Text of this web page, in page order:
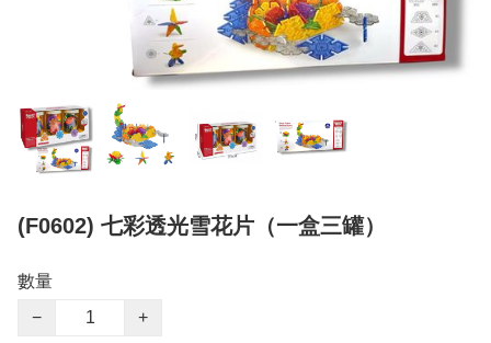
(F0602) 七彩透光雪花片（一盒三罐）
數量
−
+